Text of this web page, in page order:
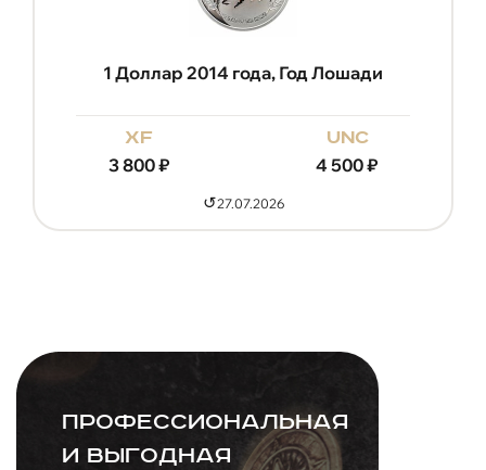
1 Доллар 2014 года, Год Лошади
xf
3 800₽
unc
4 500₽
↺27.07.2026
Профессиональная
и выгодная